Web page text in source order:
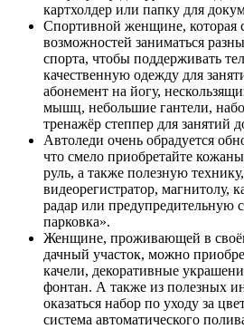
картхолдер или папку для
Спортивной женщине, которая
возможностей заниматься
спорта, чтобы поддерживать
качественную одежду для
абонемент на йогу,
мышц, небольшие гантели,
тренажёр степпер для занятий
Автоледи очень обрадуется
что смело приобретайте
руль, а также полезную
видеорегистратор, магнитолу,
радар или предупредительную
парковка».
Женщине, проживающей в
дачный участок, можно
качели, декоративные
фонтан. А также из полезных
оказаться набор по уходу за
система автоматического